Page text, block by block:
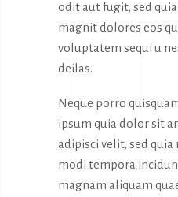
odit aut fugit, sed
magnit dolores eos
voluptatem sequi u
deilas.
Neque porro
ipsum quia dolor sit
adipisci velit, sed
modi tempora
magnam aliquam